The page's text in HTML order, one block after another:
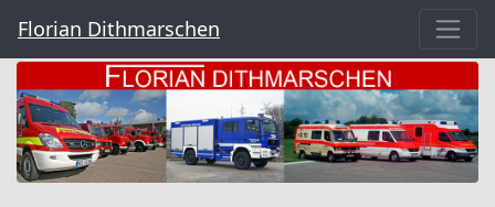
Florian Dithmarschen